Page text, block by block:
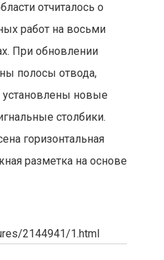
отчиталось о
работ на восьми
При обновлении
полосы отвода,
новые
столбики.
горизонтальная
разметка на основе
2144941/1.html